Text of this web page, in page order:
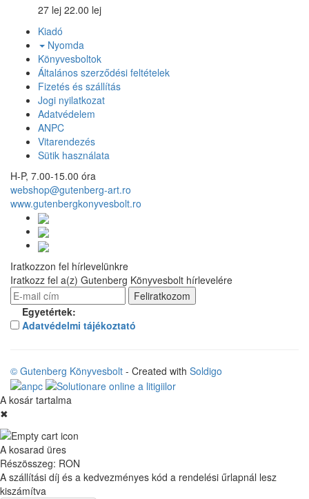
27 lej 22.00 lej
Kiadó
Nyomda
Könyvesboltok
Általános szerződési feltételek
Fizetés és szállítás
Jogi nyilatkozat
Adatvédelem
ANPC
Vitarendezés
Sütik használata
H-P, 7.00-15.00 óra
webshop@gutenberg-art.ro
www.gutenbergkonyvesbolt.ro
Iratkozzon fel hírlevelünkre
Iratkozz fel a(z) Gutenberg Könyvesbolt hírlevelére
Egyetértek:
Adatvédelmi tájékoztató
© Gutenberg Könyvesbolt - Created with Soldigo
A kosár tartalma
✖
A kosarad üres
Részösszeg: RON
A szállítási díj és a kedvezményes kód a rendelési űrlapnál lesz
kiszámítva